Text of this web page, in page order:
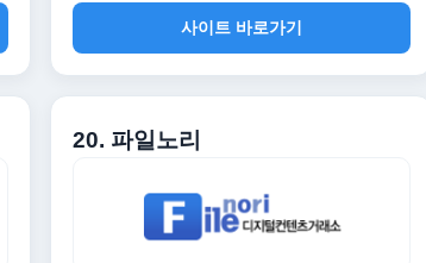
사이트 바로가기
20. 파일노리